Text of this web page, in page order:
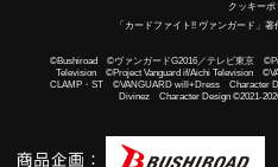
クッキーポ
「カードファイト!! ヴァンガード」
©Bushiroad ©ヴァンガードG2016／テレビ東京
Television ©Project Vanguard if/Aichi Television
CLAMP・ST ©VANGUARD will+Dress Character
Divinez Character Design ©2021-